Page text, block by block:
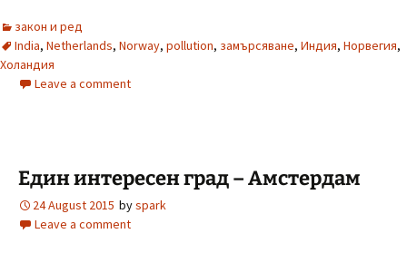
закон и ред
India, Netherlands, Norway, pollution, замърсяване, Индия, Норвегия,
Холандия
Leave a comment
Един интересен град – Амстердам
24 August 2015 byspark
Leave a comment